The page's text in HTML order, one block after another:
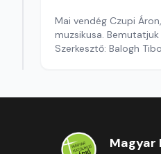
Mai vendég Czupi
muzsikusa.
Szerkesztő: Balogh
Magyar